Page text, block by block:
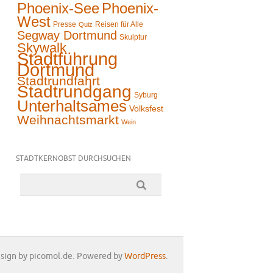
Phoenix-See Phoenix-
West Presse Quiz Reisen für Alle
Segway Dortmund Skulptur
Skywalk
Stadtführung
Dortmund
Stadtrundfahrt
Stadtrundgang Syburg
Unterhaltsames Volksfest
Weihnachtsmarkt Wein
STADTKERNOBST DURCHSUCHEN
by picomol.de. Powered by WordPress.